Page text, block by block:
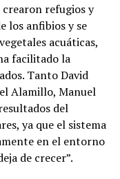
refugios y
los anfibios y se
acuáticas,
facilitado la
Tanto David
Alamillo, Manuel
del
ya que el sistema
en el entorno
de crecer”.